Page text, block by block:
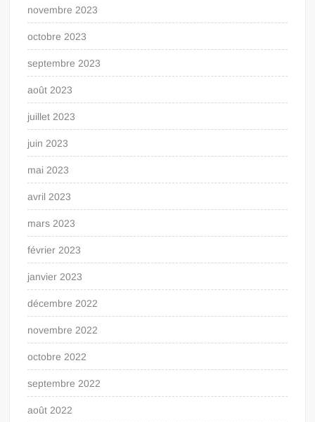
novembre 2023
octobre 2023
septembre 2023
août 2023
juillet 2023
juin 2023
mai 2023
avril 2023
mars 2023
février 2023
janvier 2023
décembre 2022
novembre 2022
octobre 2022
septembre 2022
août 2022